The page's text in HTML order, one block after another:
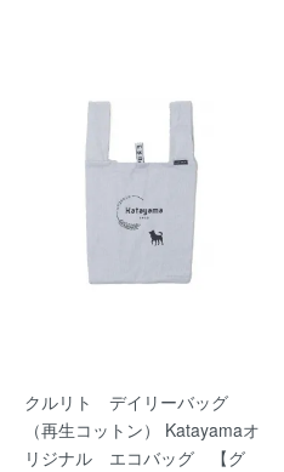
クルリト デイリーバッグ
（再生コットン） Katayamaオ
リジナル エコバッグ 【グ